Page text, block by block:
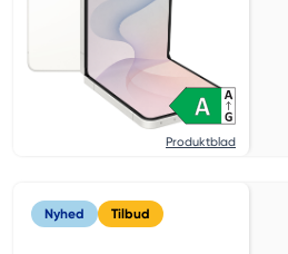
Produktblad
Nyhed Tilbud